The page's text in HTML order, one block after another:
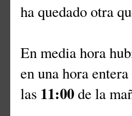
ha quedado otra
En media hora
en una hora
las 11:00de la